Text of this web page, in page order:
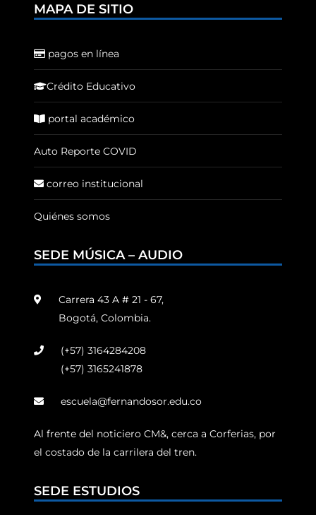
MAPA DE SITIO
pagos en línea
Crédito Educativo
portal académico
Auto Reporte COVID
correo institucional
Quiénes somos
SEDE MÚSICA – AUDIO
Carrera 43 A # 21 - 67,
Bogotá, Colombia.
(+57) 3164284208
(+57) 3165241878
escuela@fernandosor.edu.co
Al frente del noticiero CM&, cerca a Corferias, por
el costado de la carrilera del tren.
SEDE ESTUDIOS